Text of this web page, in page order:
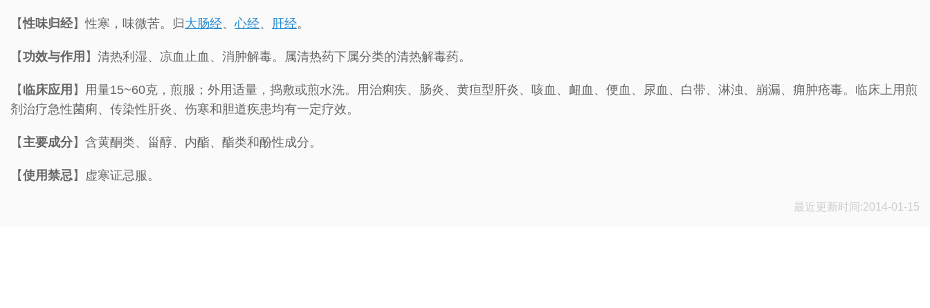
【性味归经】性寒，味微苦。归 大肠经、心经、 肝经。
【功效与作用 】清热利湿、凉血止血、消肿解毒。属清热药下属分类的清热解毒药。
【 临床应用 】用量15~60克，煎服；外用适量，捣敷或煎水洗。用治痢疾、肠炎、黄疸型肝炎、咳血、衄血、便血、尿血、白带、淋浊、崩漏、痈肿疮毒。临床上用煎
剂治疗急性菌痢、传染性肝炎、伤寒和胆道疾患均有一定疗效。
【主要成分】含黄酮类、甾醇、内酯、酯类和酚性成分。
【使用禁忌】虚寒证忌服。
最近更新时间:2014-01-15